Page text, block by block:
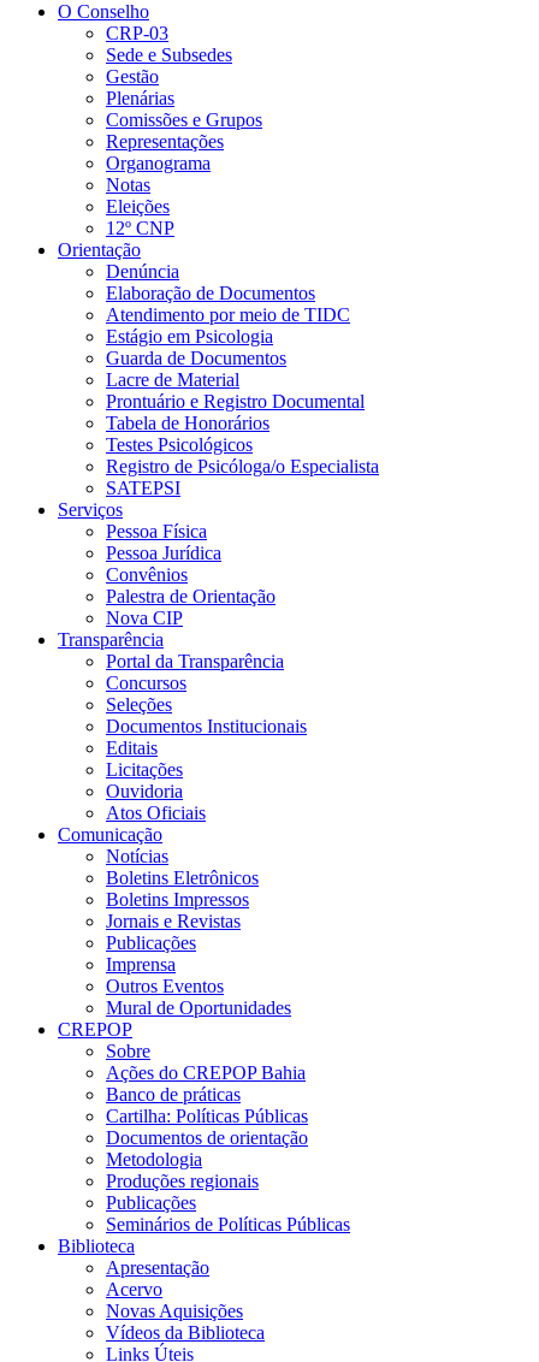
O Conselho
CRP-03
Sede e Subsedes
Gestão
Plenárias
Comissões e Grupos
Representações
Organograma
Notas
Eleições
12º CNP
Orientação
Denúncia
Elaboração de Documentos
Atendimento por meio de TIDC
Estágio em Psicologia
Guarda de Documentos
Lacre de Material
Prontuário e Registro Documental
Tabela de Honorários
Testes Psicológicos
Registro de Psicóloga/o Especialista
SATEPSI
Serviços
Pessoa Física
Pessoa Jurídica
Convênios
Palestra de Orientação
Nova CIP
Transparência
Portal da Transparência
Concursos
Seleções
Documentos Institucionais
Editais
Licitações
Ouvidoria
Atos Oficiais
Comunicação
Notícias
Boletins Eletrônicos
Boletins Impressos
Jornais e Revistas
Publicações
Imprensa
Outros Eventos
Mural de Oportunidades
CREPOP
Sobre
Ações do CREPOP Bahia
Banco de práticas
Cartilha: Políticas Públicas
Documentos de orientação
Metodologia
Produções regionais
Publicações
Seminários de Políticas Públicas
Biblioteca
Apresentação
Acervo
Novas Aquisições
Vídeos da Biblioteca
Links Úteis